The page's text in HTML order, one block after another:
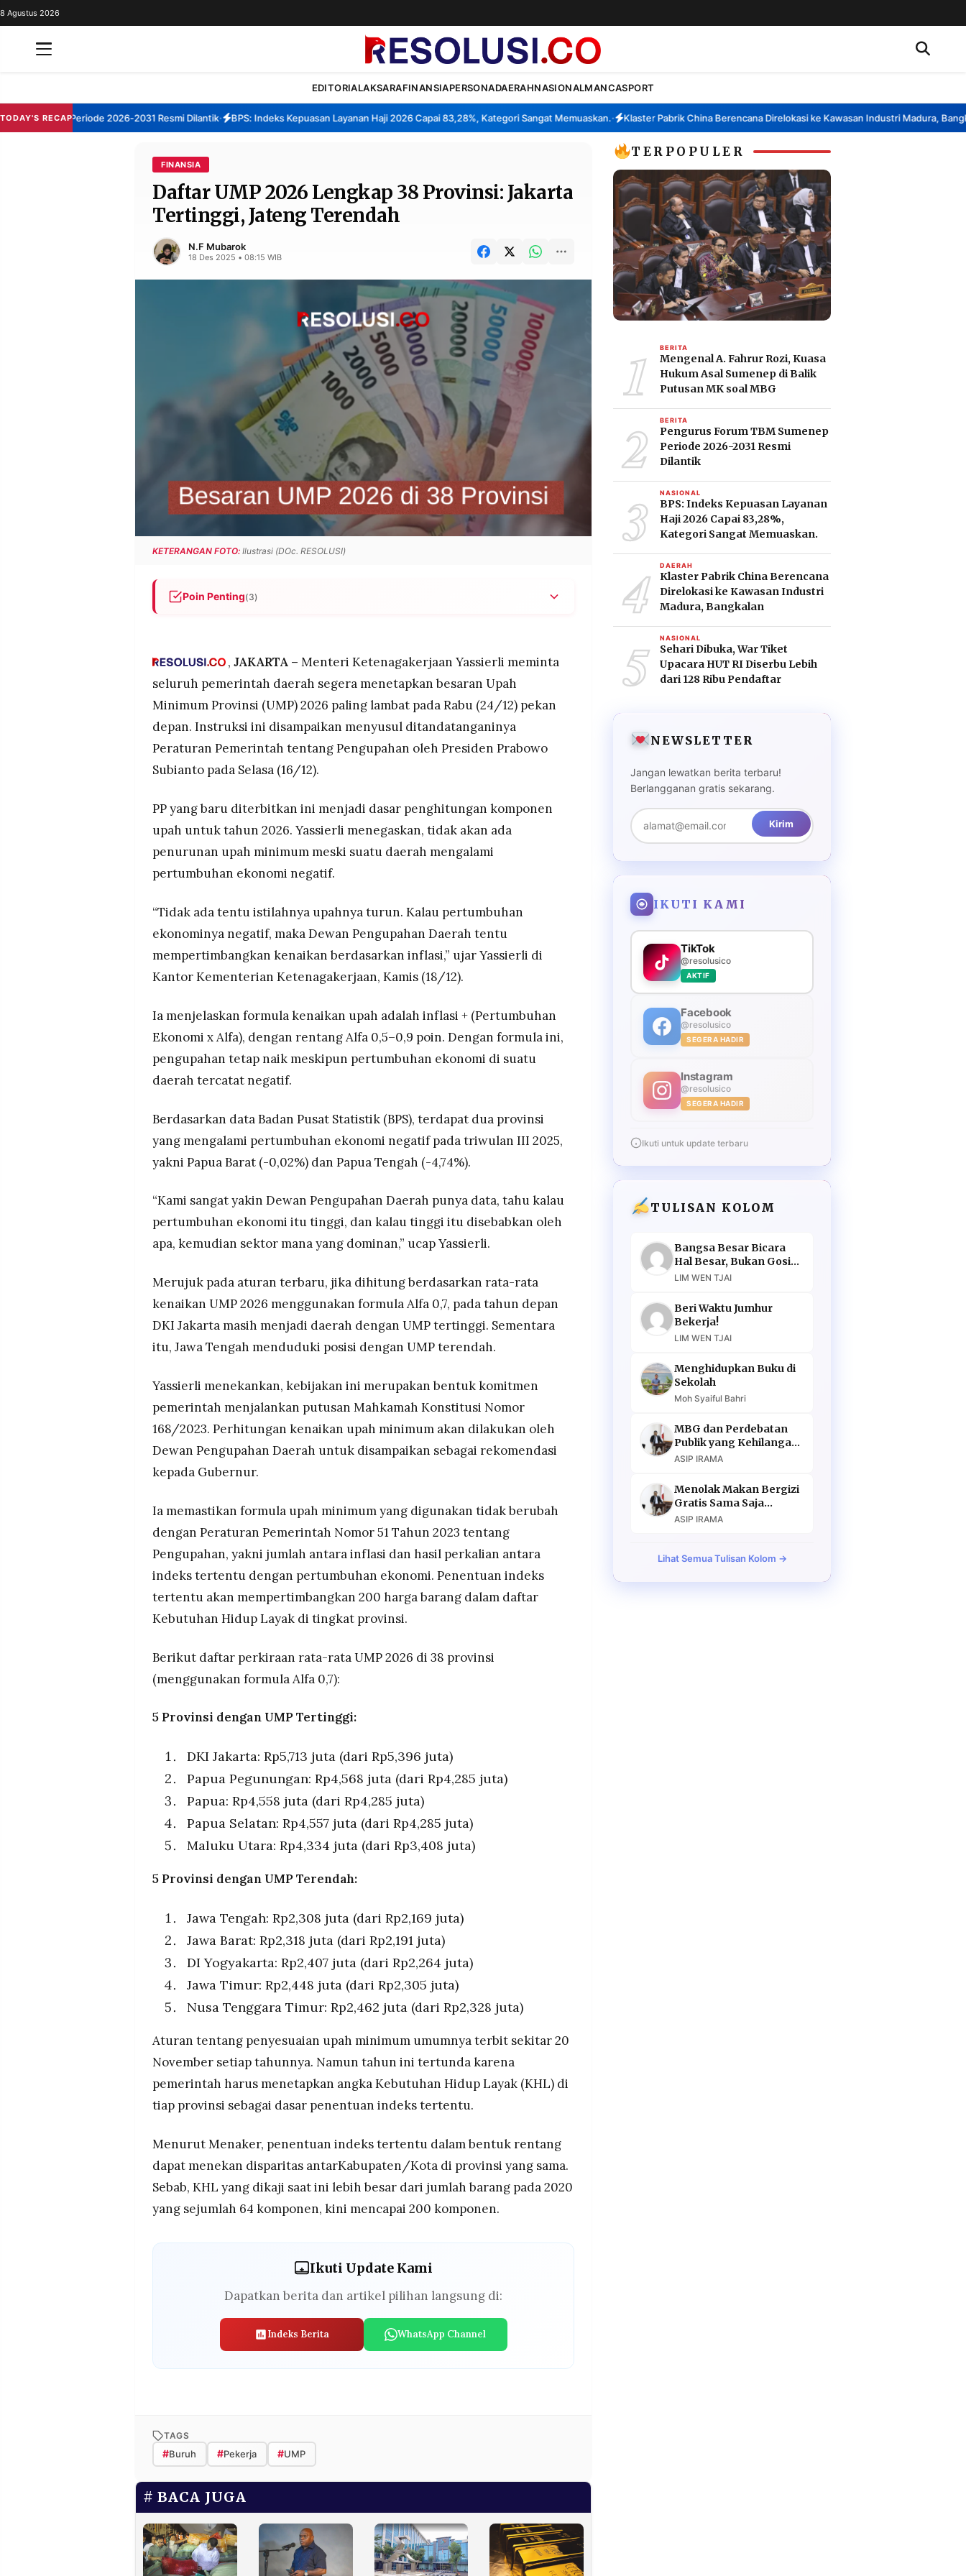
REDAKSI
8 Agustus 2026
EDITORIALAKSARAFINANSIAPERSONADAERAHNASIONALMANCASPORT
TODAY'S RECAPPeriode 2026-2031 Resmi Dilantik• BPS: Indeks Kepuasan Layanan Haji 2026 Capai 83,28%, Kategori Sangat Memuaskan.• Klaster Pabrik China Berencana Direlokasi ke Kawasan Industri Madura, Bangkalan•
FINANSIA
Daftar UMP 2026 Lengkap 38 Provinsi: Jakarta
Tertinggi, Jateng Terendah
N.F Mubarok
18 Des 2025 • 08:15 WIB
KETERANGAN FOTO: Ilustrasi (DOc. RESOLUSI)
Poin Penting(3)
sementara Jawa Tengah Rp2,3 juta berdasarkan perhitungan rata-rata alfa 0,7.
KHL kini 200 komponen, naik dari 64 komponen tahun 2020, untuk menekan
disparitas upah antarkabupaten/kota di provinsi yang sama.
, JAKARTA – Menteri Ketenagakerjaan Yassierli meminta
seluruh pemerintah daerah segera menetapkan besaran Upah
Minimum Provinsi (UMP) 2026 paling lambat pada Rabu (24/12) pekan
depan. Instruksi ini disampaikan menyusul ditandatanganinya
Peraturan Pemerintah tentang Pengupahan oleh Presiden Prabowo
Subianto pada Selasa (16/12).
PP yang baru diterbitkan ini menjadi dasar penghitungan komponen
upah untuk tahun 2026. Yassierli menegaskan, tidak akan ada
penurunan upah minimum meski suatu daerah mengalami
pertumbuhan ekonomi negatif.
“Tidak ada tentu istilahnya upahnya turun. Kalau pertumbuhan
ekonominya negatif, maka Dewan Pengupahan Daerah tentu
mempertimbangkan kenaikan berdasarkan inflasi,” ujar Yassierli di
Kantor Kementerian Ketenagakerjaan, Kamis (18/12).
Ia menjelaskan formula kenaikan upah adalah inflasi + (Pertumbuhan
Ekonomi x Alfa), dengan rentang Alfa 0,5–0,9 poin. Dengan formula ini,
pengupahan tetap naik meskipun pertumbuhan ekonomi di suatu
daerah tercatat negatif.
Berdasarkan data Badan Pusat Statistik (BPS), terdapat dua provinsi
yang mengalami pertumbuhan ekonomi negatif pada triwulan III 2025,
yakni Papua Barat (-0,02%) dan Papua Tengah (-4,74%).
“Kami sangat yakin Dewan Pengupahan Daerah punya data, tahu kalau
pertumbuhan ekonomi itu tinggi, dan kalau tinggi itu disebabkan oleh
apa, kemudian sektor mana yang dominan,” ucap Yassierli.
Merujuk pada aturan terbaru, jika dihitung berdasarkan rata-rata
kenaikan UMP 2026 menggunakan formula Alfa 0,7, pada tahun depan
DKI Jakarta masih menjadi daerah dengan UMP tertinggi. Sementara
itu, Jawa Tengah menduduki posisi dengan UMP terendah.
Yassierli menekankan, kebijakan ini merupakan bentuk komitmen
pemerintah menjalankan putusan Mahkamah Konstitusi Nomor
168/2023. Perhitungan kenaikan upah minimum akan dilakukan oleh
Dewan Pengupahan Daerah untuk disampaikan sebagai rekomendasi
kepada Gubernur.
Ia memastikan formula upah minimum yang digunakan tidak berubah
dengan Peraturan Pemerintah Nomor 51 Tahun 2023 tentang
Pengupahan, yakni jumlah antara inflasi dan hasil perkalian antara
indeks tertentu dengan pertumbuhan ekonomi. Penentuan indeks
tertentu akan mempertimbangkan 200 harga barang dalam daftar
Kebutuhan Hidup Layak di tingkat provinsi.
Berikut daftar perkiraan rata-rata UMP 2026 di 38 provinsi
(menggunakan formula Alfa 0,7):
5 Provinsi dengan UMP Tertinggi:
DKI Jakarta: Rp5,713 juta (dari Rp5,396 juta)
Papua Pegunungan: Rp4,568 juta (dari Rp4,285 juta)
Papua: Rp4,558 juta (dari Rp4,285 juta)
Papua Selatan: Rp4,557 juta (dari Rp4,285 juta)
Maluku Utara: Rp4,334 juta (dari Rp3,408 juta)
5 Provinsi dengan UMP Terendah:
Jawa Tengah: Rp2,308 juta (dari Rp2,169 juta)
Jawa Barat: Rp2,318 juta (dari Rp2,191 juta)
DI Yogyakarta: Rp2,407 juta (dari Rp2,264 juta)
Jawa Timur: Rp2,448 juta (dari Rp2,305 juta)
Nusa Tenggara Timur: Rp2,462 juta (dari Rp2,328 juta)
Aturan tentang penyesuaian upah minimum umumnya terbit sekitar 20
November setiap tahunnya. Namun tahun ini tertunda karena
pemerintah harus menetapkan angka Kebutuhan Hidup Layak (KHL) di
tiap provinsi sebagai dasar penentuan indeks tertentu.
Menurut Menaker, penentuan indeks tertentu dalam bentuk rentang
dapat menekan disparitas antarKabupaten/Kota di provinsi yang sama.
Sebab, KHL yang dikaji saat ini lebih besar dari jumlah barang pada 2020
yang sejumlah 64 komponen, kini mencapai 200 komponen.
Ikuti Update Kami
Dapatkan berita dan artikel pilihan langsung di:
Indeks Berita WhatsApp Channel
TAGS
#Buruh #Pekerja #UMP
BACA JUGA
TERPOPULER
1 BERITA
Mengenal A. Fahrur Rozi, Kuasa
Hukum Asal Sumenep di Balik
Putusan MK soal MBG
2 BERITA
Pengurus Forum TBM Sumenep
Periode 2026-2031 Resmi
Dilantik
3 NASIONAL
BPS: Indeks Kepuasan Layanan
Haji 2026 Capai 83,28%,
Kategori Sangat Memuaskan.
4 DAERAH
Klaster Pabrik China Berencana
Direlokasi ke Kawasan Industri
Madura, Bangkalan
5 NASIONAL
Sehari Dibuka, War Tiket
Upacara HUT RI Diserbu Lebih
dari 128 Ribu Pendaftar
NEWSLETTER
Jangan lewatkan berita terbaru!
Berlangganan gratis sekarang.
Kirim
IKUTI KAMI
TikTok
@resolusico
AKTIF
Facebook
@resolusico
SEGERA HADIR
Instagram
@resolusico
SEGERA HADIR
Ikuti untuk update terbaru
TULISAN KOLOM
Bangsa Besar Bicara
Hal Besar, Bukan Gosip
Murahan
LIM WEN TJAI
Beri Waktu Jumhur
Bekerja!
LIM WEN TJAI
Menghidupkan Buku di
Sekolah
Moh Syaiful Bahri
MBG dan Perdebatan
Publik yang Kehilangan
Argumen
ASIP IRAMA
Menolak Makan Bergizi
Gratis Sama Saja
Menolak Masa Depan
ASIP IRAMA
Lihat Semua Tulisan Kolom →